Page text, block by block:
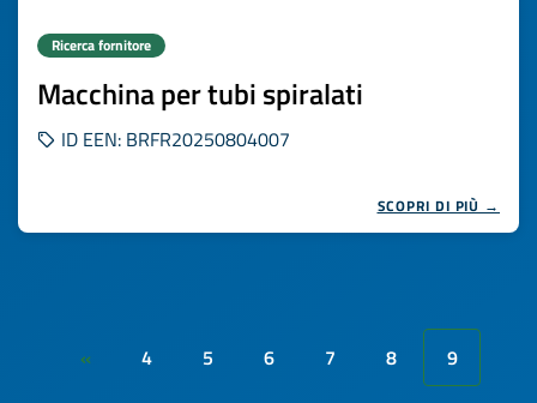
Ricerca fornitore
Macchina per tubi spiralati
ID EEN: BRFR20250804007
SCOPRI DI PIÙ →
« 4 5 6 7 8
9